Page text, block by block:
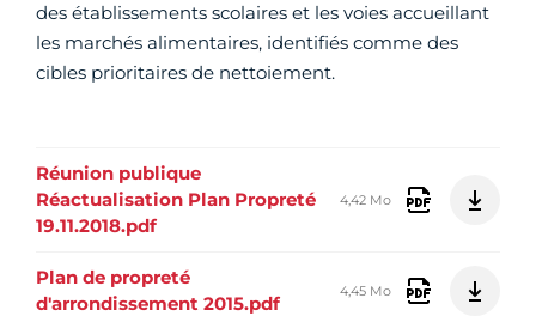
des établissements scolaires et les voies accueillant
les marchés alimentaires, identifiés comme des
cibles prioritaires de nettoiement.
Réunion publique
Réactualisation Plan Propreté
19.11.2018.pdf
4,42 Mo
Plan de propreté
d'arrondissement 2015.pdf
4,45 Mo